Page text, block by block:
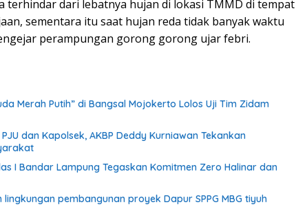
terhindar dari lebatnya hujan di lokasi TMMD di tempat
sementara itu saat hujan reda tidak banyak waktu
perampungan gorong gorong ujar febri.
Merah Putih” di Bangsal Mojokerto Lolos Uji Tim Zidam
dan Kapolsek, AKBP Deddy Kurniawan Tekankan
I Bandar Lampung Tegaskan Komitmen Zero Halinar dan
pembangunan proyek Dapur SPPG MBG tiyuh